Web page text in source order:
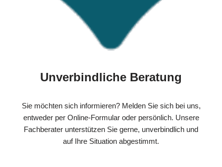
Unverbindliche Beratung
Sie möchten sich informieren? Melden Sie sich bei uns,
entweder per Online-Formular oder persönlich. Unsere
Fachberater unterstützen Sie gerne, unverbindlich und
auf Ihre Situation abgestimmt.